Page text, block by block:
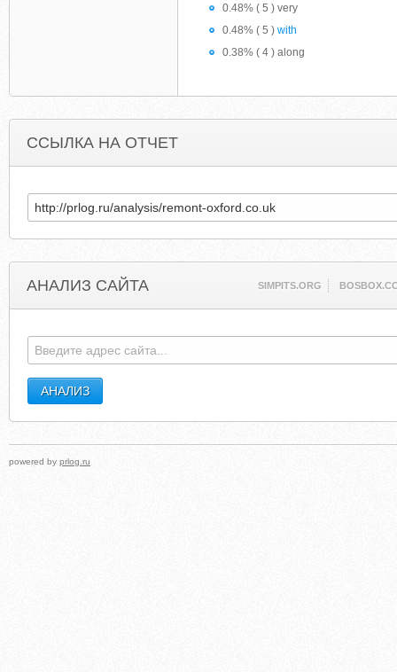
0.48% ( 5 ) very
0.48% ( 5 ) with
0.38% ( 4 ) along
ССЫЛКА НА ОТЧЕТ
АНАЛИЗ САЙТА SIMPITS.ORG
powered by prlog.ru